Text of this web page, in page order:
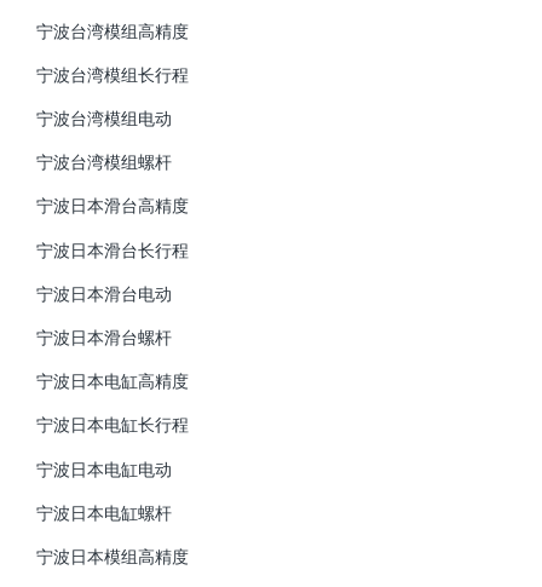
宁波台湾模组高精度
宁波台湾模组长行程
宁波台湾模组电动
宁波台湾模组螺杆
宁波日本滑台高精度
宁波日本滑台长行程
宁波日本滑台电动
宁波日本滑台螺杆
宁波日本电缸高精度
宁波日本电缸长行程
宁波日本电缸电动
宁波日本电缸螺杆
宁波日本模组高精度